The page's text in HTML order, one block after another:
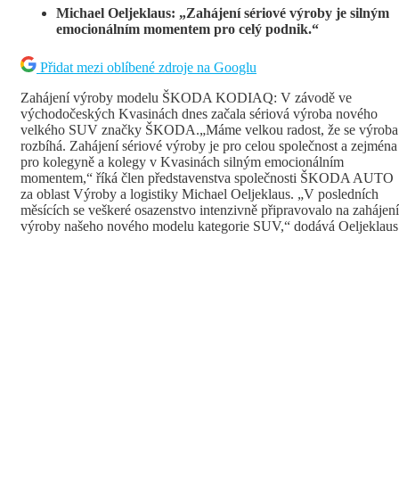
Michael Oeljeklaus: „Zahájení sériové výroby je silným
emocionálním momentem pro celý podnik.“
Přidat mezi oblíbené zdroje na Googlu
Zahájení výroby modelu ŠKODA KODIAQ: V závodě ve
východočeských Kvasinách dnes začala sériová výroba nového
velkého SUV značky ŠKODA.„Máme velkou radost, že se výroba
rozbíhá. Zahájení sériové výroby je pro celou společnost a zejména
pro kolegyně a kolegy v Kvasinách silným emocionálním
momentem,“ říká člen představenstva společnosti ŠKODA AUTO
za oblast Výroby a logistiky Michael Oeljeklaus. „V posledních
měsících se veškeré osazenstvo intenzivně připravovalo na zahájení
výroby našeho nového modelu kategorie SUV,“ dodává